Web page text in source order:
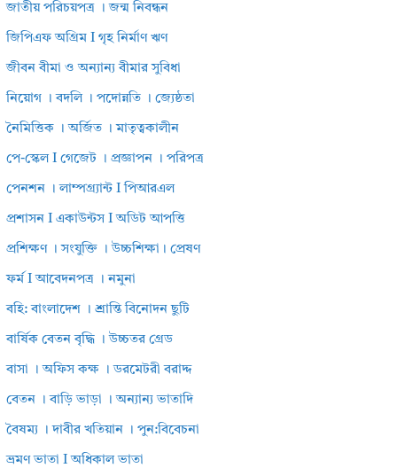
জাতীয় পরিচয়পত্র । জন্ম নিবন্ধন
জিপিএফ অগ্রিম I গৃহ নির্মাণ ঋণ
জীবন বীমা ও অন্যান্য বীমার সুবিধা
নিয়োগ । বদলি । পদোন্নতি । জ্যেষ্ঠতা
নৈমিত্তিক । অর্জিত । মাতৃত্বকালীন
পে-স্কেল I গেজেট । প্রজ্ঞাপন । পরিপত্র
পেনশন । লাম্পগ্র্যান্ট I পিআরএল
প্রশাসন I একাউন্টস I অডিট আপত্তি
প্রশিক্ষণ । সংযুক্তি । উচ্চশিক্ষা। প্রেষণ
ফর্ম I আবেদনপত্র । নমুনা
বহি: বাংলাদেশ । শ্রান্তি বিনোদন ছুটি
বার্ষিক বেতন বৃদ্ধি । উচ্চতর গ্রেড
বাসা । অফিস কক্ষ । ডরমেটরী বরাদ্দ
বেতন । বাড়ি ভাড়া । অন্যান্য ভাতাদি
বৈষম্য । দাবীর খতিয়ান । পুন:বিবেচনা
ভ্রমণ ভাতা I অধিকাল ভাতা